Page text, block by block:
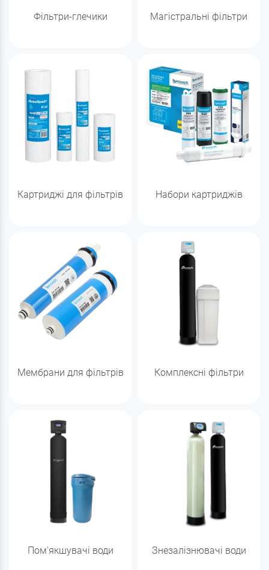
Фільтри-глечики Магістральні фільтри
Картриджі для фільтрів Набори картриджів
Мембрани для фільтрів Комплексні фільтри
Пом'якшувачі води Знезалізнювачі води